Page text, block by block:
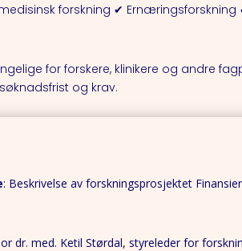
forskning ✔ Ernæringsforskning
for forskere, klinikere og andre
og krav.
: Beskrivelse av forskningsprosjektet
dr. med. Ketil Størdal, styreleder for